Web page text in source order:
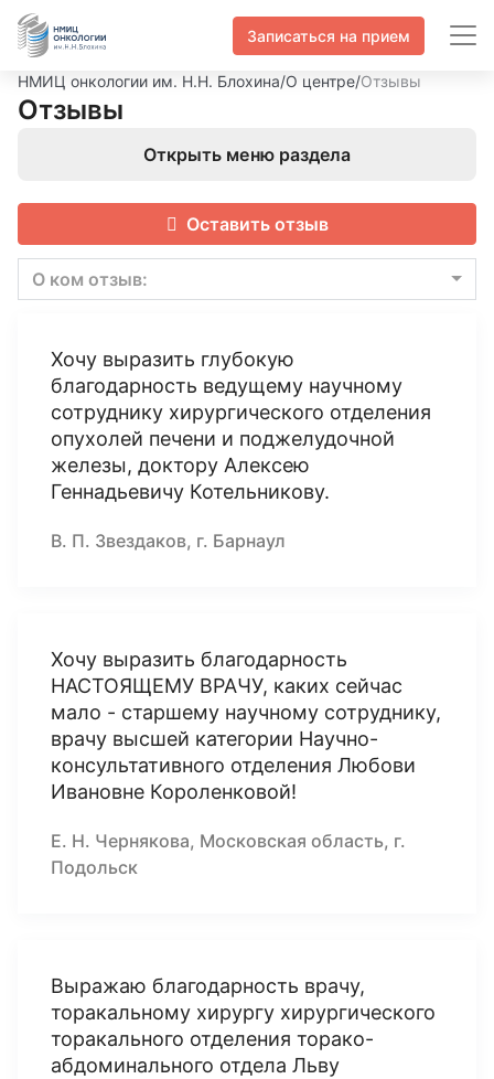
Записаться на прием
НМИЦ онкологии им. Н.Н. Блохина/О центре/Отзывы
Отзывы
Открыть меню раздела
Оставить отзыв
О ком отзыв:
Хочу выразить глубокую
благодарность ведущему научному
сотруднику хирургического отделения
опухолей печени и поджелудочной
железы, доктору Алексею
Геннадьевичу Котельникову.
В. П. Звездаков, г. Барнаул
Хочу выразить благодарность
НАСТОЯЩЕМУ ВРАЧУ, каких сейчас
мало - старшему научному сотруднику,
врачу высшей категории Научно-
консультативного отделения Любови
Ивановне Короленковой!
Е. Н. Чернякова, Московская область, г.
Подольск
Выражаю благодарность врачу,
торакальному хирургу хирургического
торакального отделения торако-
абдоминального отдела Льву